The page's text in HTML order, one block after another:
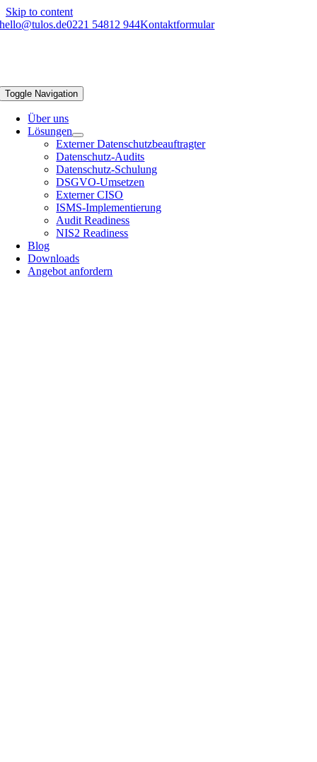
Skip to content
hello@tulos.de0221 54812 944Kontaktformular
Toggle Navigation
Über uns
Lösungen
Externer Datenschutzbeauftragter
Datenschutz-Audits
Datenschutz-Schulung
DSGVO-Umsetzen
Externer CISO
ISMS-Implementierung
Audit Readiness
NIS2 Readiness
Blog
Downloads
Angebot anfordern